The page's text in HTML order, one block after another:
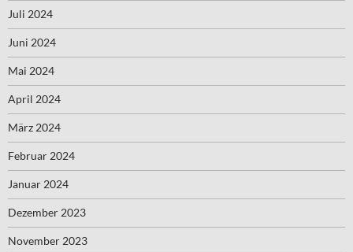
Juli 2024
Juni 2024
Mai 2024
April 2024
März 2024
Februar 2024
Januar 2024
Dezember 2023
November 2023